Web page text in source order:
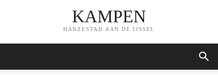
KAMPEN
HANZESTAD AAN DE IJSSEL